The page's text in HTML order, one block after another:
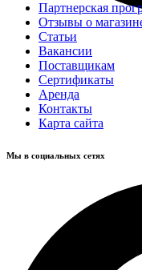
Партнерская
Отзывы о
Статьи
Вакансии
Поставщикам
Сертификаты
Аренда
Контакты
Карта сайта
Мы в социальных сетях